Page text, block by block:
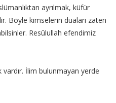
ayrılmak, küfür
Böyle kimselerin duaları zaten
Resûlullah efendimiz
İlim bulunmayan yerde